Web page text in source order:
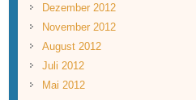
Dezember 2012
November 2012
August 2012
Juli 2012
Mai 2012